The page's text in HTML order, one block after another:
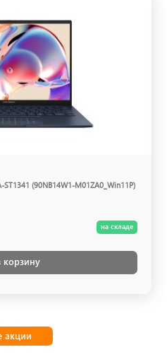
ST1341 (90NB14W1-M01ZA0_Win11P)
на складе
корзину
акции